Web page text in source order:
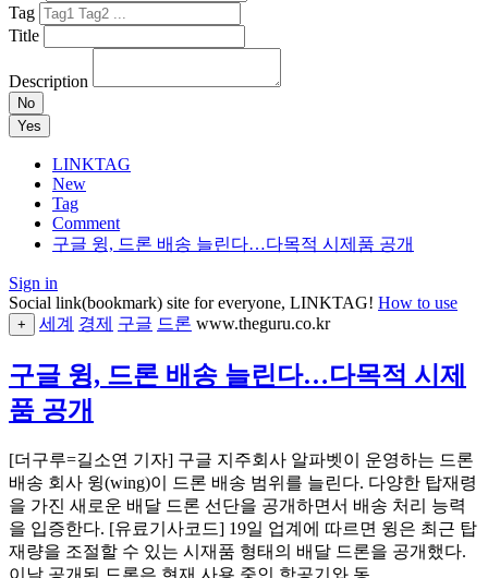
Tag
Title
Description
No
Yes
LINKTAG
New
Tag
Comment
구글 윙, 드론 배송 늘린다…다목적 시제품 공개
Sign in
Social link(bookmark) site for everyone, LINKTAG! How to use
+ 세계 경제 구글 드론 www.theguru.co.kr
구글 윙, 드론 배송 늘린다…다목적 시제
품 공개
[더구루=길소연 기자] 구글 지주회사 알파벳이 운영하는 드론
배송 회사 윙(wing)이 드론 배송 범위를 늘린다. 다양한 탑재령
을 가진 새로운 배달 드론 선단을 공개하면서 배송 처리 능력
을 입증한다. [유료기사코드] 19일 업계에 따르면 윙은 최근 탑
재량을 조절할 수 있는 시재품 형태의 배달 드론을 공개했다.
이날 공개된 드론은 현재 사용 중인 항공기와 동